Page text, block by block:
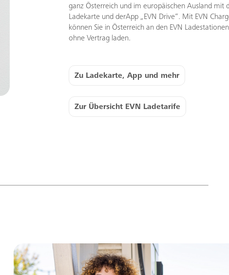
ganz Österreich und im europäischen Ausland mit
Ladekarte und derApp „EVN Drive“. Mit EVN
können Sie in Österreich an den EVN
ohne Vertrag laden.
Zu Ladekarte, App und mehr
Zur Übersicht EVN Ladetarife